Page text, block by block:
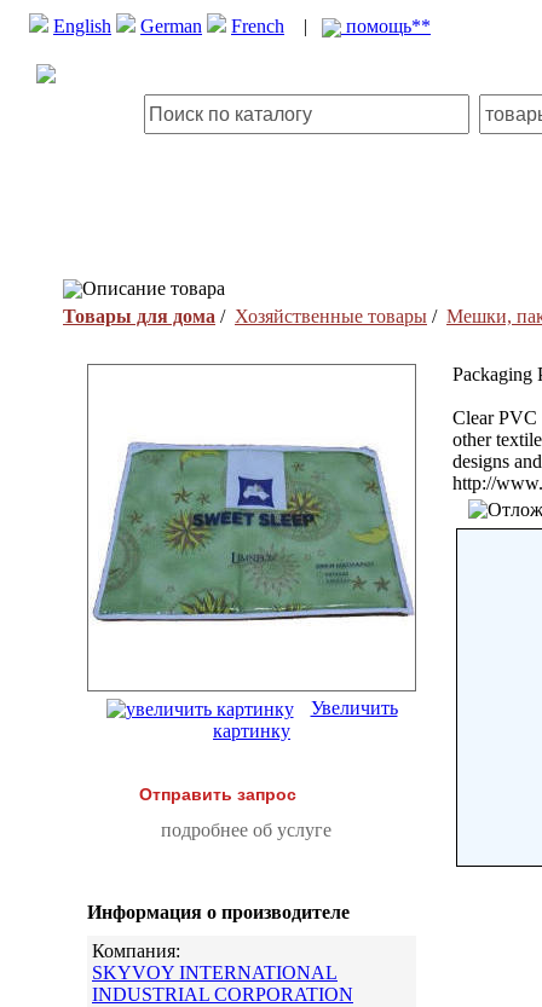
English German French | помощь**
Описание товара
Товары для дома / Хозяйственные товары / Мешки,
Увеличить
картинку
Отправить запрос
подробнее об услуге
Информация о производителе
Компания:
SKYVOY INTERNATIONAL
INDUSTRIAL CORPORATION
Packaging
Clear PVC
other
designs
http://